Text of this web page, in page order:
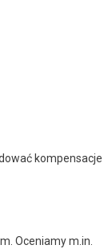
kompensacje
Oceniamy m.in.